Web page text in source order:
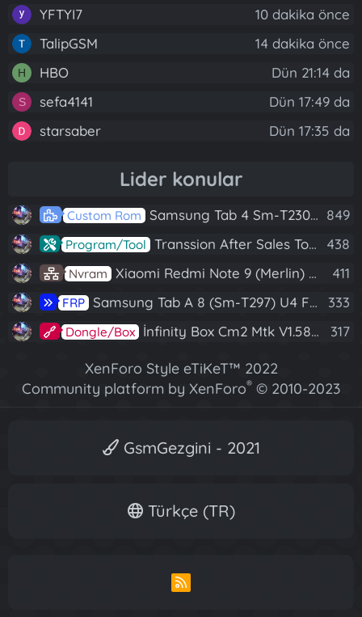
YFTYI7
10 dakika önce
TalipGSM
14 dakika önce
H HBO Dün 21:14 da
S sefa4141
Dün 17:49 da
starsaber
Dün 17:35 da
Lider konular
Custom Rom Samsung Tab 4 Sm-T230 Android 7.1 Stabil Eba Destekli Yazılım 849
Program/Tool Transsion After Sales Tool V1.5.1 Full (Tüm Mtk Işlemcili Cihazları Meta Moda Alma) 438
Nvram Xiaomi Redmi Note 9 (Merlin) Nvram Yedeği Fix Nv By Dft Pro 411
FRP Samsung Tab A 8 (Sm-T297) U4 Frp Reset 333
Dongle/Box İnfinity Box Cm2 Mtk V1.58 Full Kurulum+Crack 317
XenForo Style eTiKeT™ 2022
Community platform by XenForo® © 2010-2023
GsmGezgini - 2021
Türkçe (TR)
R